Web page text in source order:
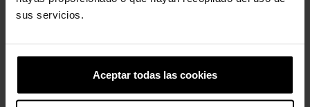
sus servicios.
Aceptar todas las cookies